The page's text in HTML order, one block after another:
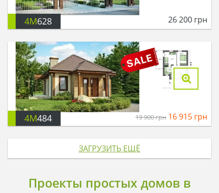
4M628 26 200 грн
4M484 19 900грн 16 915 грн
ЗАГРУЗИТЬ ЕЩЁ
Проекты простых домов в